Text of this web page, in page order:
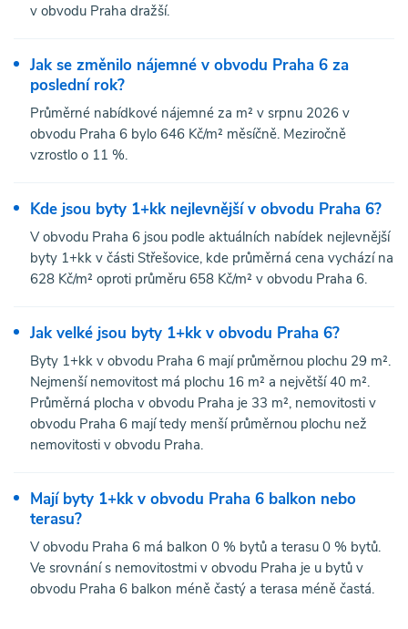
v obvodu Praha dražší.
Jak se změnilo nájemné v obvodu Praha 6 za
poslední rok?
Průměrné nabídkové nájemné za m² v srpnu 2026 v
obvodu Praha 6 bylo 646 Kč/m² měsíčně. Meziročně
vzrostlo o 11 %.
Kde jsou byty 1+kk nejlevnější v obvodu Praha 6?
V obvodu Praha 6 jsou podle aktuálních nabídek nejlevnější
byty 1+kk v části Střešovice, kde průměrná cena vychází na
628 Kč/m² oproti průměru 658 Kč/m² v obvodu Praha 6.
Jak velké jsou byty 1+kk v obvodu Praha 6?
Byty 1+kk v obvodu Praha 6 mají průměrnou plochu 29 m².
Nejmenší nemovitost má plochu 16 m² a největší 40 m².
Průměrná plocha v obvodu Praha je 33 m², nemovitosti v
obvodu Praha 6 mají tedy menší průměrnou plochu než
nemovitosti v obvodu Praha.
Mají byty 1+kk v obvodu Praha 6 balkon nebo
terasu?
V obvodu Praha 6 má balkon 0 % bytů a terasu 0 % bytů.
Ve srovnání s nemovitostmi v obvodu Praha je u bytů v
obvodu Praha 6 balkon méně častý a terasa méně častá.